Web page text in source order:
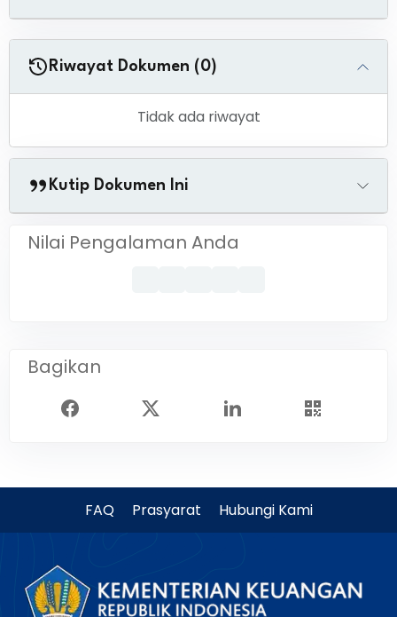
Riwayat Dokumen (0)
Tidak ada riwayat
Kutip Dokumen Ini
Nilai Pengalaman Anda
Bagikan
FAQ Prasyarat Hubungi Kami